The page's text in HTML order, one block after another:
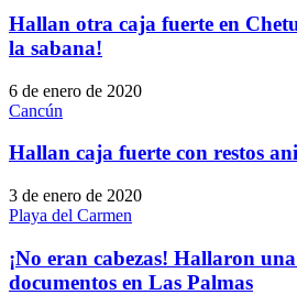
Hallan otra caja fuerte en
la sabana!
6 de enero de 2020
Cancún
Hallan caja fuerte con restos
3 de enero de 2020
Playa del Carmen
¡No eran cabezas! Hallaron
documentos en Las Palmas